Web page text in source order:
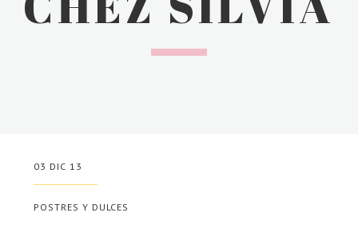
03 DIC 13
POSTRES Y DULCES